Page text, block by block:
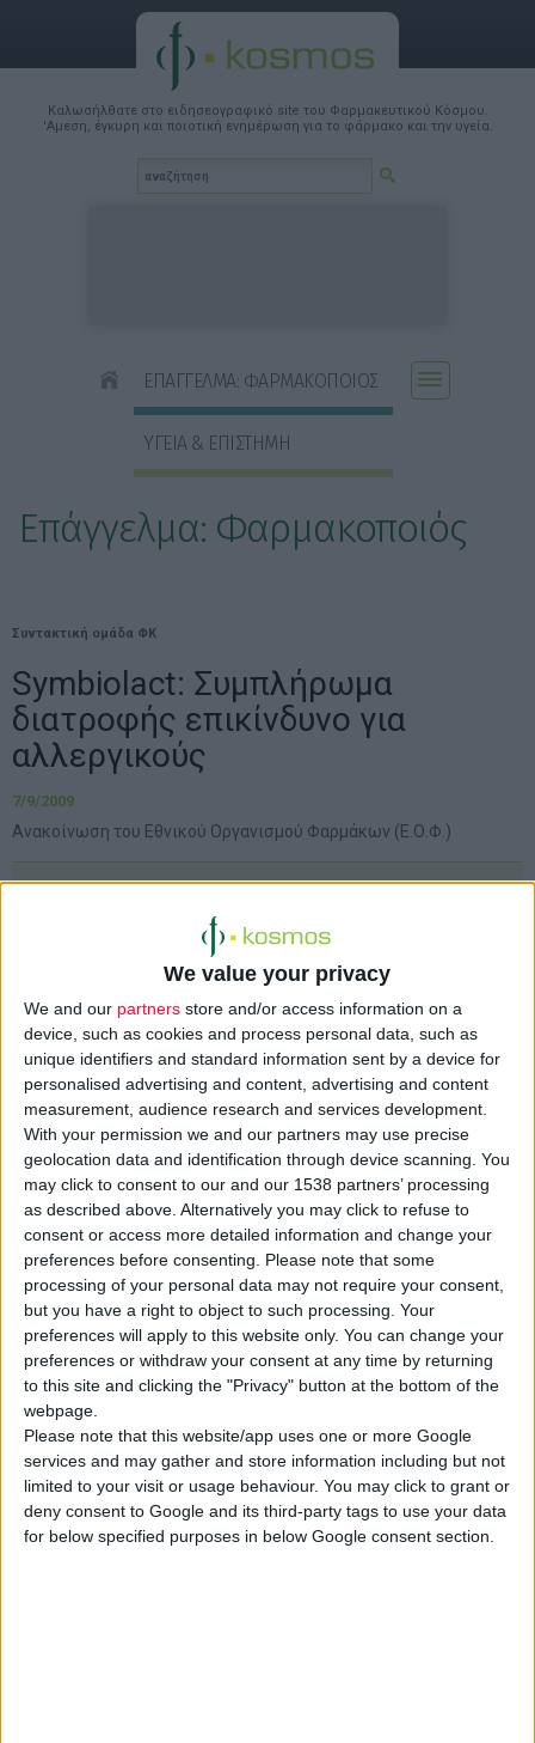
We value your privacy
We and our partners store and/or access information on a
device, such as cookies and process personal data, such as
unique identifiers and standard information sent by a device for
personalised advertising and content, advertising and content
measurement, audience research and services development.
With your permission we and our partners may use precise
geolocation data and identification through device scanning. You
may click to consent to our and our 1538 partners’ processing
as described above. Alternatively you may click to refuse to
consent or access more detailed information and change your
preferences before consenting.
Please note that some
processing of your personal data may not require your consent,
but you have a right to object to such processing. Your
preferences will apply to this website only. You can change your
preferences or withdraw your consent at any time by returning
to this site and clicking the "Privacy" button at the bottom of the
webpage.
Please note that this website/app uses one or more Google
services and may gather and store information including but not
limited to your visit or usage behaviour. You may click to grant or
deny consent to Google and its third-party tags to use your data
for below specified purposes in below Google consent section.
Καλωσήλθατε στο ειδησεογραφικό site του Φαρμακευτικού Κόσμου.
'Αμεση, έγκυρη και ποιοτική ενημέρωση για το φάρμακο και την υγεία.
ΕΠΑΓΓΕΛΜΑ: ΦΑΡΜΑΚΟΠΟΙΟΣ
ΥΓΕΙΑ & ΕΠΙΣΤΗΜΗ
Επάγγελμα: Φαρμακοποιός
Συντακτική ομάδα ΦΚ
Symbiolact: Συμπλήρωμα
διατροφής επικίνδυνο για
αλλεργικούς
7/9/2009
Ανακοίνωση του Εθνικού Οργανισμού Φαρμάκων (Ε.Ο.Φ.)
Εθνικός Οργανισμός Φαρμάκων (Ε.Ο.Φ.)
ανακοινώνει ότι σύμφωνα με ενημέρωση των
ισπανικών αρμόδιων αρχών, το συμπλήρωμα
διατροφής «Symbiolact» της εταιρείας
SYMBIOLPHARM GMBH, το οποίο
κυκλοφορεί στην ισπανική αγορά, βρέθηκε να
περιέχει ίχνη πρωτεϊνών γάλακτος
, χωρίς
αυτό να αναγράφεται στη συσκευασία του
προϊόντος.
Τίθεται, επομένως, σε κίνδυνο η υγεία των
καταναλωτών που μπορεί να είναι
αλλεργικοί στις ουσίες αυτές.
Αν και δεν έχει διαπιστωθεί στη χώρα μας η
διάθεση του συγκεκριμένου προϊόντος,
εφιστάται η προσοχή των καταναλωτών,
ώστε σε περίπτωση που έρθει στην κατοχή
τους προϊόν με τα ανωτέρω χαρακτηριστικά,
να μην το χρησιμοποιήσουν και να